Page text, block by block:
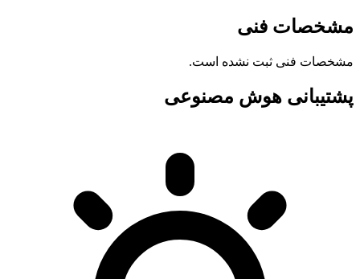
مشخصات فنی
مشخصات فنی ثبت نشده است.
پشتیبانی هوش مصنوعی